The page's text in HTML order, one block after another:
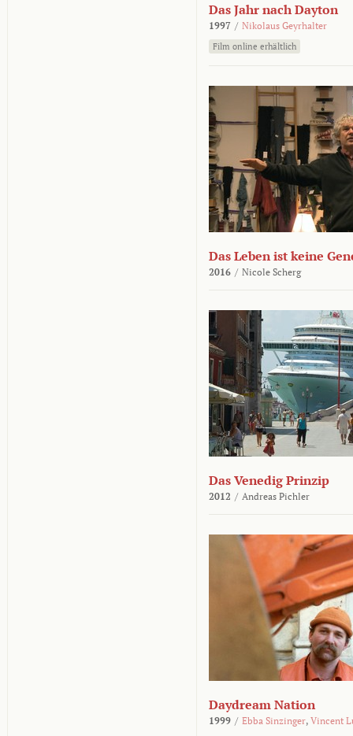
Das Jahr nach Dayton
1997 / Nikolaus Geyrhalter
Film online erhältlich
Das Leben ist keine
2016 / Nicole Scherg
Das Venedig Prinzip
2012 / Andreas Pichler
Daydream Nation
1999 / Ebba Sinzinger, Vincent